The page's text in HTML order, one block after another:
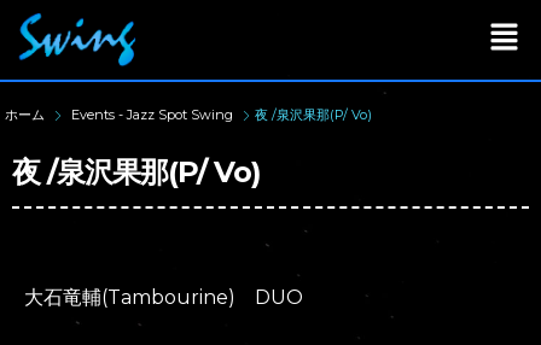
ホーム Events - Jazz Spot Swing 夜 /泉沢果那(P/ Vo)
夜 /泉沢果那(P/ Vo)
大石竜輔(Tambourine) DUO